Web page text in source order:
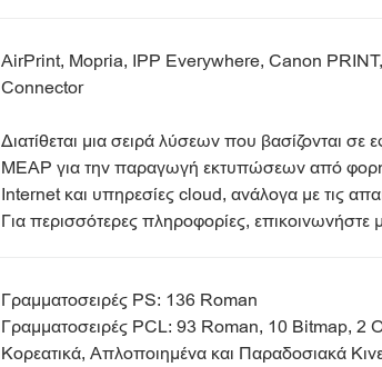
AirPrint, Mopria, IPP Everywhere, Canon
Connector
Διατίθεται μια σειρά λύσεων που βασίζονται
MEAP για την παραγωγή εκτυπώσεων από
Internet και υπηρεσίες cloud, ανάλογα με τις
Για περισσότερες πληροφορίες,
Γραμματοσειρές PS: 136 Roman
Γραμματοσειρές PCL: 93 Roman, 10 Bitmap, 2
Κορεατικά, Απλοποιημένα και Παραδοσιακά